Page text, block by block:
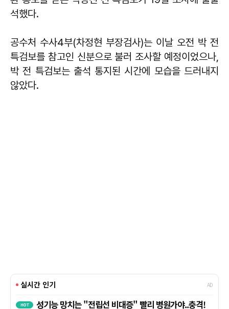
석했다.
공수처 수사4부(차정현 부장검사)는 이날 오전 박 전
특검보를 참고인 신분으로 불러 조사할 예정이었으나,
박 전 특검보는 출석 통지된 시간에 모습을 드러내지
않았다.